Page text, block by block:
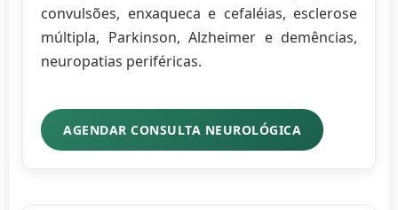
convulsões, enxaqueca e cefaléias, esclerose
múltipla, Parkinson, Alzheimer e demências,
neuropatias periféricas.
AGENDAR CONSULTA NEUROLÓGICA